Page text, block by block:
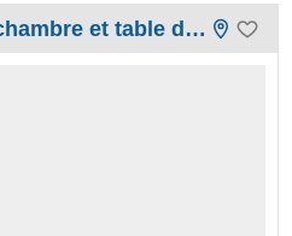
Manoir de huchepie chambre et table d'hôtes